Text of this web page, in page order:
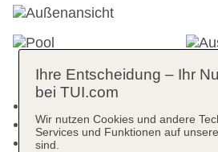
Check-in Zeit ab 15:00 Uhr
Check-out Zeit bis 10:00 Uhr
Ihre Entscheidung – Ihr
bei TUI.com
Wir nutzen Cookies und andere
Services und Funktionen auf
sind.